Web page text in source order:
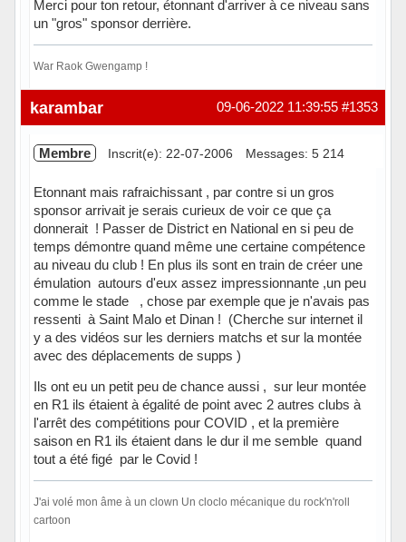
Merci pour ton retour, étonnant d'arriver à ce niveau sans
un "gros" sponsor derrière.
War Raok Gwengamp !
Hors ligne #1353
09-06-2022 11:39:55
karambar
Membre Inscrit(e): 22-07-2006 Messages: 5 214
Etonnant mais rafraichissant , par contre si un gros
sponsor arrivait je serais curieux de voir ce que ça
donnerait ! Passer de District en National en si peu de
temps démontre quand même une certaine compétence
au niveau du club ! En plus ils sont en train de créer une
émulation autours d'eux assez impressionnante ,un peu
comme le stade , chose par exemple que je n'avais pas
ressenti à Saint Malo et Dinan ! (Cherche sur internet il
y a des vidéos sur les derniers matchs et sur la montée
avec des déplacements de supps )
Ils ont eu un petit peu de chance aussi , sur leur montée
en R1 ils étaient à égalité de point avec 2 autres clubs à
l'arrêt des compétitions pour COVID , et la première
saison en R1 ils étaient dans le dur il me semble quand
tout a été figé par le Covid !
J'ai volé mon âme à un clown Un cloclo mécanique du rock'n'roll
cartoon